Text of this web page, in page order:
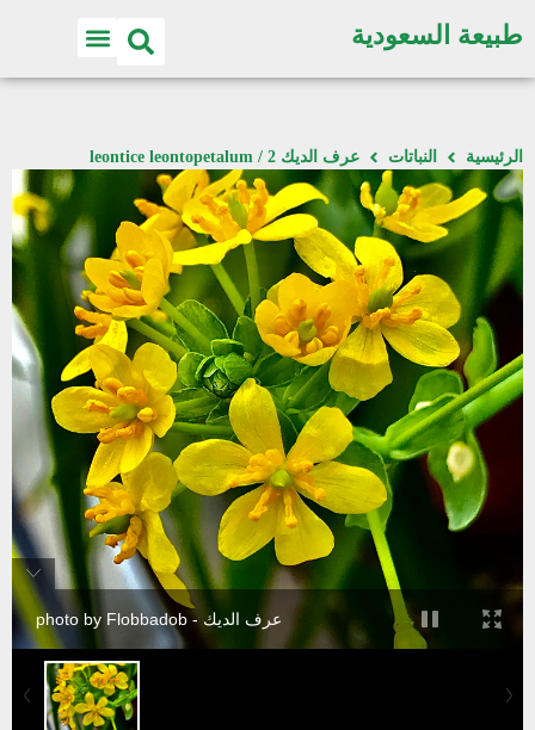
طبيعة السعودية
الرئيسية النباتات عرف الديك 2 / leontice leontopetalum
عرف الديك - photo by Flobbadob